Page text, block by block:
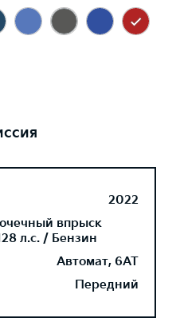
2022
впрыск
л.с. / Бензин
Автомат, 6AT
Передний